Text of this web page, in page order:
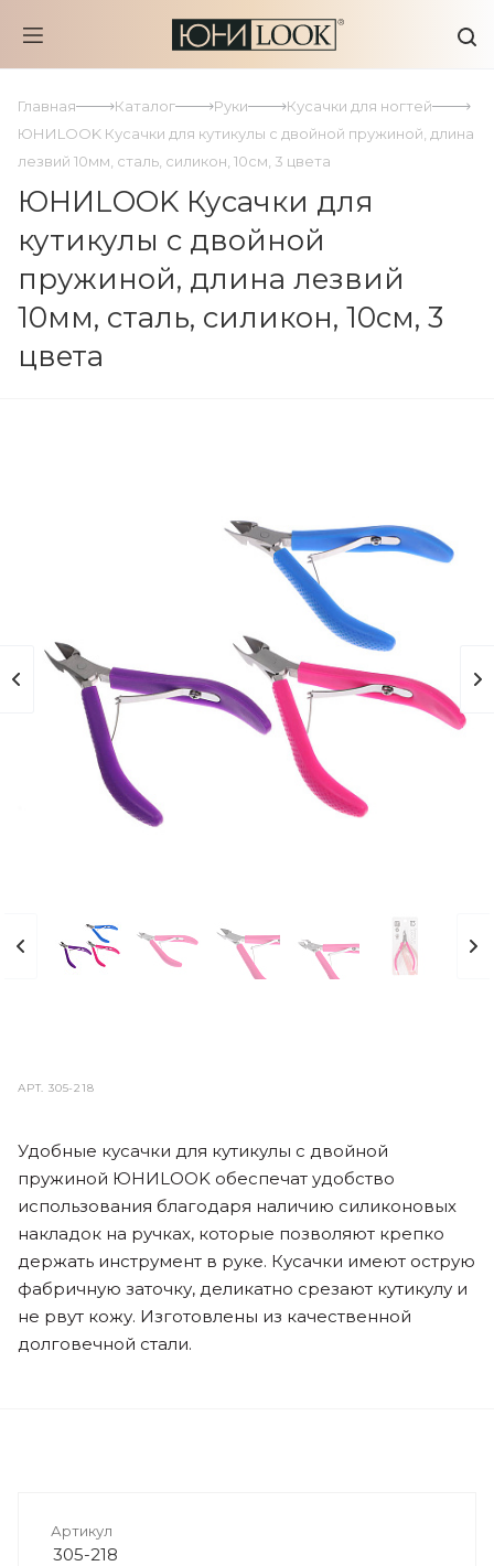
Главная Каталог Руки
Кусачки для ногтей
ЮНИLOOK Кусачки для кутикулы с двойной пружиной, длина
лезвий 10мм, сталь, силикон, 10см, 3 цвета
ЮНИLOOK Кусачки для
кутикулы с двойной
пружиной, длина лезвий
10мм, сталь, силикон, 10см, 3
цвета
АРТ.305-218
Удобные кусачки для кутикулы с двойной
пружиной ЮНИLOOK обеспечат удобство
использования благодаря наличию силиконовых
накладок на ручках, которые позволяют крепко
держать инструмент в руке. Кусачки имеют острую
фабричную заточку, деликатно срезают кутикулу и
не рвут кожу. Изготовлены из качественной
долговечной стали.
Артикул
305-218